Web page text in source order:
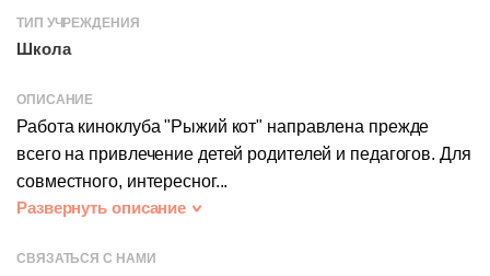
ТИП УЧРЕЖДЕНИЯ
Школа
ОПИСАНИЕ
Работа киноклуба "Рыжий кот" направлена прежде
всего на привлечение детей родителей и педагогов. Для
совместного, интересног...
Развернуть описание
СВЯЗАТЬСЯ С НАМИ